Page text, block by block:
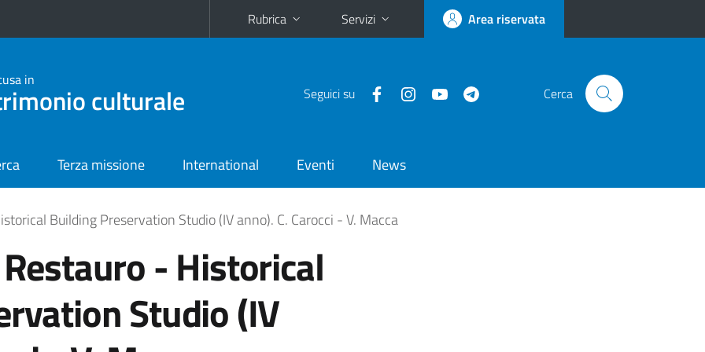
Rubrica Servizi Area riservata
in
culturale Seguici su Cerca
Terza missione International Eventi News
Building Preservation Studio (IV anno). C. Carocci - V. Macca
- Historical
Studio (IV